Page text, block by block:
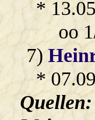
*
oo
7)
*
Quellen: